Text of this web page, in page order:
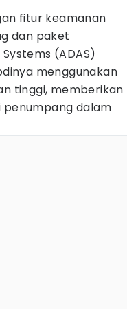
fitur keamanan
dan paket
(ADAS)
menggunakan
tinggi, memberikan
penumpang dalam